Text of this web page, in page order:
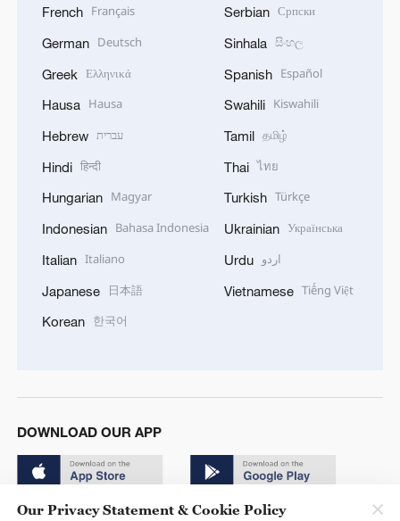
French Français
German Deutsch
Greek Ελληνικά
Hausa Hausa
Hebrew עברית
Hindi हिन्दी
Hungarian Magyar
Indonesian Bahasa Indonesia
Italian Italiano
Japanese 日本語
Korean 한국어
Serbian Српски
Sinhala සිංහල
Spanish Español
Swahili Kiswahili
Tamil தமிழ்
Thai ไทย
Turkish Türkçe
Ukrainian Українська
Urdu اردو
Vietnamese Tiếng Việt
DOWNLOAD OUR APP
Our Privacy Statement & Cookie Policy